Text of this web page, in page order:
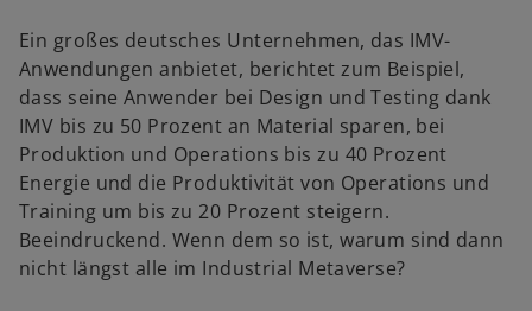
Ein großes deutsches Unternehmen, das IMV-
Anwendungen anbietet, berichtet zum Beispiel,
dass seine Anwender bei Design und Testing dank
IMV bis zu 50 Prozent an Material sparen, bei
Produktion und Operations bis zu 40 Prozent
Energie und die Produktivität von Operations und
Training um bis zu 20 Prozent steigern.
Beeindruckend. Wenn dem so ist, warum sind dann
nicht längst alle im Industrial Metaverse?